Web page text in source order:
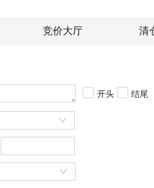
竞价大厅 清
开头 结尾